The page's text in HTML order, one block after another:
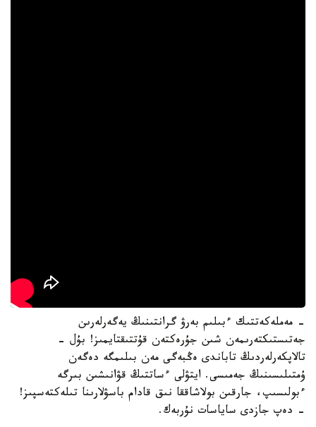
- مەملەكەتتىك ءبىلىم بەرۋ گرانتىنىڭ يەگەرلەرىن
جەتىستىكتەرىمەن شىن جۇرەكتەن قۇتتىقتايمىز! بۇل -
تالاپكەرلەردىڭ تاباندى ەڭبەگى مەن بىلىمگە دەگەن
ۇمتىلىسىنىڭ جەمىسى. ايتۋلى ءساتتىڭ قۋانىشىن بىرگە
ءبولىسىپ، جارقىن بولاشاققا نىق قادام باسۋلارىنا تىلەكتەسپىز!
- دەپ جازدى ساياسات نۇربەك.